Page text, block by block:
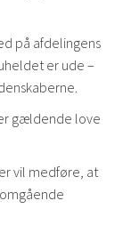
på afdelingens
er ude –
gældende love
vil medføre, at